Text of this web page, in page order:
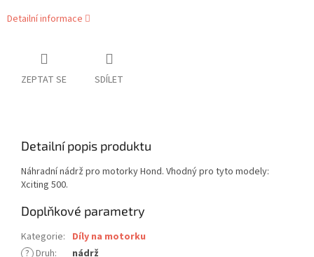
Detailní informace
ZEPTAT SE SDÍLET
Detailní popis produktu
Náhradní nádrž pro motorky Hond. Vhodný pro tyto modely:
Xciting 500.
Doplňkové parametry
Kategorie: Díly na motorku
? Druh:
nádrž